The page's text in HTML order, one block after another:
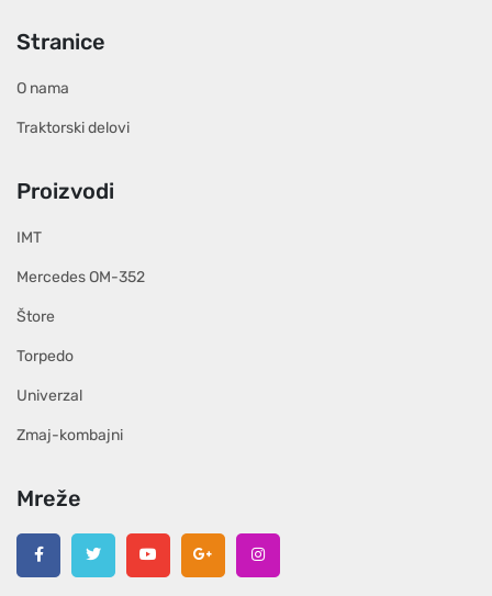
Stranice
O nama
Traktorski delovi
Proizvodi
IMT
Mercedes OM-352
Štore
Torpedo
Univerzal
Zmaj-kombajni
Mreže